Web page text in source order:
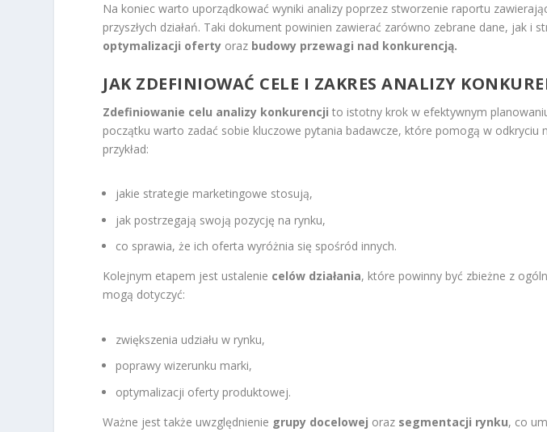
Na koniec warto uporządkować wyniki analizy poprzez stworzenie raportu
przyszłych działań. Taki dokument powinien zawierać zarówno zebrane dane, jak i
optymalizacji oferty oraz budowy przewagi nad konkurencją.
JAK ZDEFINIOWAĆ CELE I ZAKRES ANALIZY
Zdefiniowanie celu analizy konkurencji to istotny krok w efektywnym
początku warto zadać sobie kluczowe pytania badawcze, które pomogą w odkryciu
przykład:
jakie strategie marketingowe stosują,
jak postrzegają swoją pozycję na rynku,
co sprawia, że ich oferta wyróżnia się spośród innych.
Kolejnym etapem jest ustalenie celów działania, które powinny być zbieżne z
mogą dotyczyć:
zwiększenia udziału w rynku,
poprawy wizerunku marki,
optymalizacji oferty produktowej.
Ważne jest także uwzględnienie grupy docelowej oraz segmentacji rynku, co